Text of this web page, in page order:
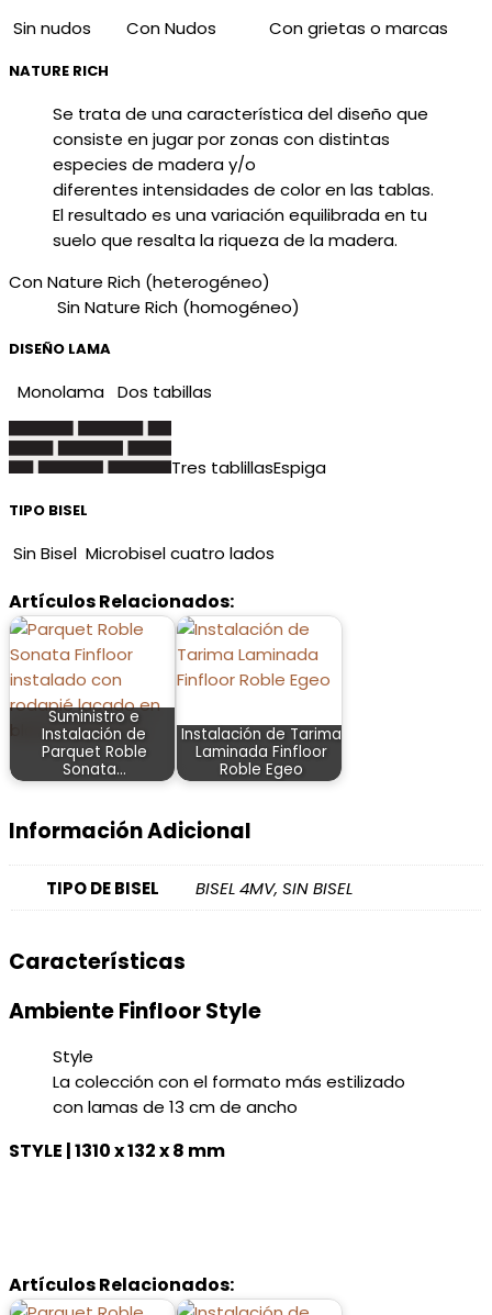
Sin nudos Con Nudos Con grietas o marcas
NATURE RICH
Se trata de una característica del diseño que
consiste en jugar por zonas con distintas
especies de madera y/o
diferentes intensidades de color en las tablas.
El resultado es una variación equilibrada en tu
suelo que resalta la riqueza de la madera.
Con Nature Rich (heterogéneo)
Sin Nature Rich (homogéneo)
DISEÑO LAMA
Monolama Dos tabillas
Tres tablillasEspiga
TIPO BISEL
Sin Bisel Microbisel cuatro lados
Artículos Relacionados:
Suministro e
Instalación de
Parquet Roble
Sonata…
Instalación de Tarima
Laminada Finfloor
Roble Egeo
Información Adicional
TIPO DE BISEL BISEL 4MV, SIN BISEL
Características
Ambiente Finfloor Style
Style
La colección con el formato más estilizado
con lamas de 13 cm de ancho
STYLE | 1310 x 132 x 8 mm
Artículos Relacionados: